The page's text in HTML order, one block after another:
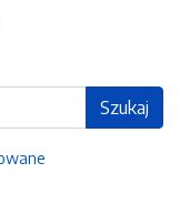
Szukaj